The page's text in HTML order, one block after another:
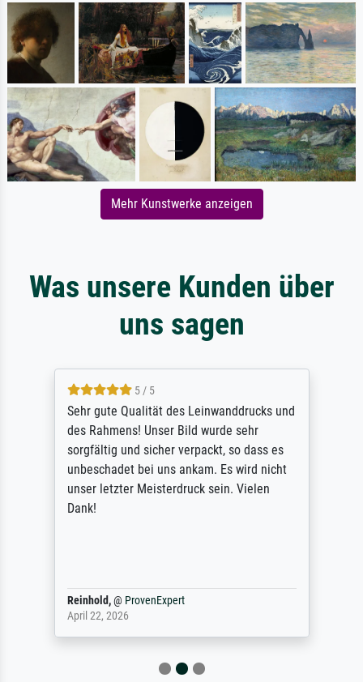
Mehr Kunstwerke anzeigen
Was unsere Kunden über
uns sagen
5 / 5
Sehr gute Qualität des Leinwanddrucks und
des Rahmens! Unser Bild wurde sehr
sorgfältig und sicher verpackt, so dass es
unbeschadet bei uns ankam. Es wird nicht
unser letzter Meisterdruck sein. Vielen
Dank!
Reinhold,@ ProvenExpert
April 22, 2026